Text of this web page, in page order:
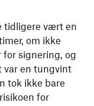
tidligere vært en
om ikke
for signering, og
var en tungvint
‌tok ikke bare
for